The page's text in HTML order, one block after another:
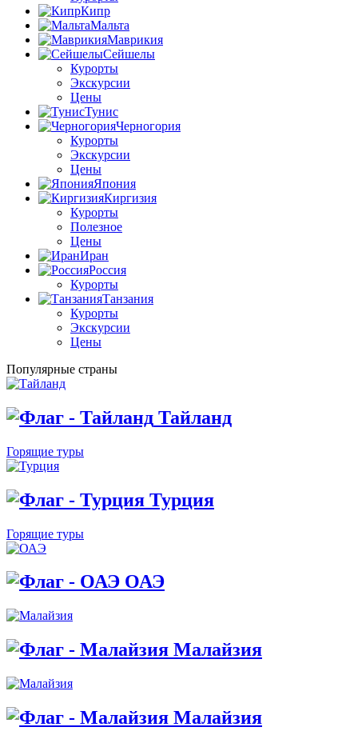
Кипр
Мальта
Маврикия
Сейшелы
Курорты
Экскурсии
Цены
Тунис
Черногория
Курорты
Экскурсии
Цены
Япония
Киргизия
Курорты
Полезное
Цены
Иран
Россия
Курорты
Танзания
Курорты
Экскурсии
Цены
Популярные страны
Тайланд
Горящие туры
Турция
Горящие туры
ОАЭ
Малайзия
Малайзия